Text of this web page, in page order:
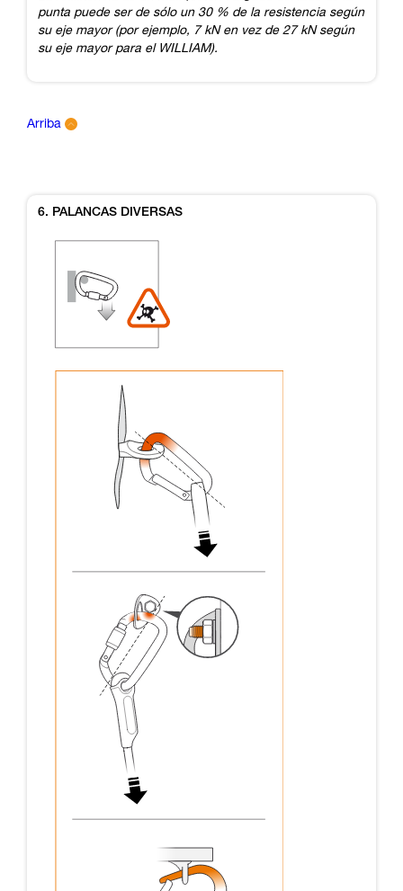
punta puede ser de sólo un 30 % de la resistencia según
su eje mayor (por ejemplo, 7 kN en vez de 27 kN según
su eje mayor para el WILLIAM).
Arriba
6. PALANCAS DIVERSAS